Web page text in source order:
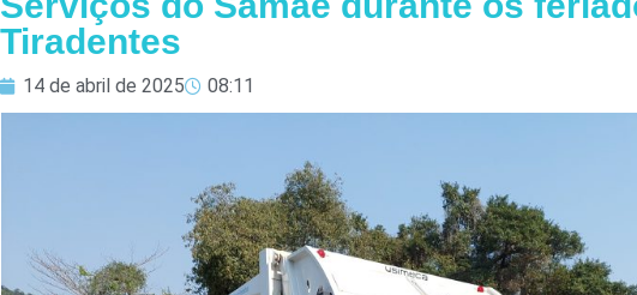
Tiradentes
14 de abril de 2025 08:11